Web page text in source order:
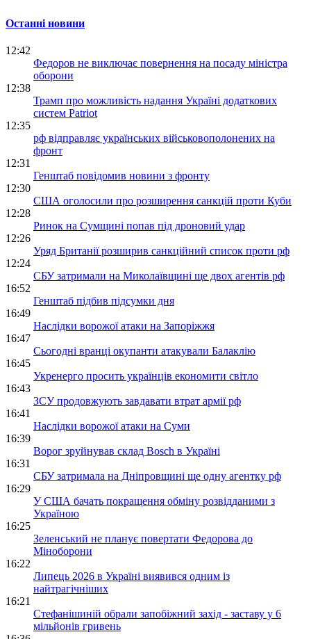
Останні новини
12:42
Федоров не виключає повернення на посаду міністра
оборони
12:38
Трамп про можливість надання Україні додаткових
систем Patriot
12:35
рф відправляє українських військовополонених на
фронт
12:31
Генштаб повідомив новини з фронту
12:30
США оголосили про розширення санкцій проти Куби
12:28
Ринок на Сумщині попав під дроновий удар
12:26
Уряд Британії розширив санкційний список проти рф
12:24
СБУ затримали на Миколаївщині ще двох агентів рф
16:52
Генштаб підбив підсумки дня
16:49
Наслідки ворожої атаки на Запоріжжя
16:47
Сьогодні вранці окупанти атакували Балаклію
16:45
Укренерго просить українців економити світло
16:43
ЗСУ продовжують завдавати втрат армії рф
16:41
Наслідки ворожої атаки на Суми
16:39
Ворог зруйнував склад Bosch в Україні
16:31
СБУ затримала на Дніпровщині ще одну агентку рф
16:29
У США бачать покращення обміну розвідданими з
Україною
16:25
Зеленський не планує повертати Федорова до
Міноборони
16:22
Липець 2026 в Україні виявився одним із
найтрагічніших
16:21
Стефанішиній обрали запобіжний захід - заставу у 6
мільйонів гривень